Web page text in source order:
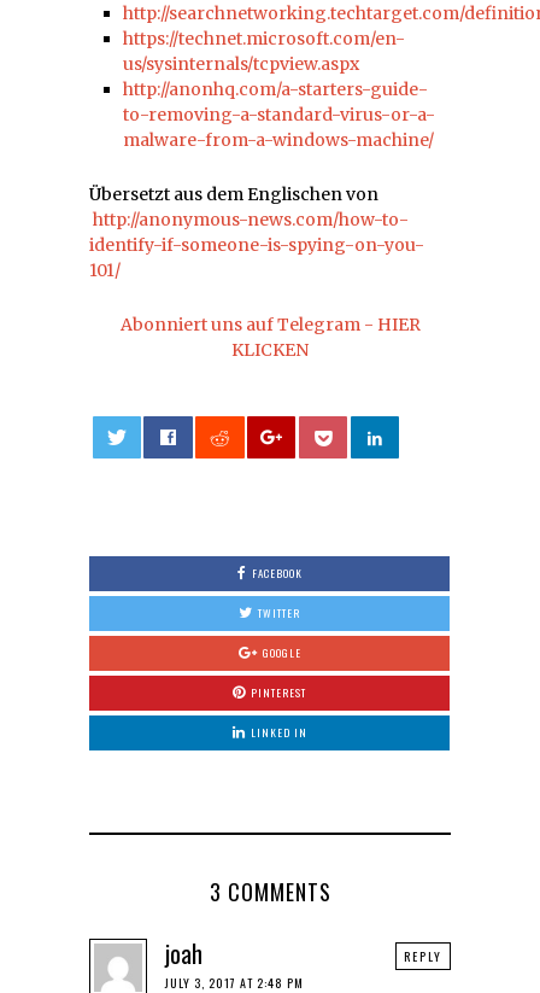
http://searchnetworking.techtarget.com/
https://technet.microsoft.com/en-
us/sysinternals/tcpview.aspx
http://anonhq.com/a-starters-guide-
to-removing-a-standard-virus-or-a-
malware-from-a-windows-machine/
Übersetzt aus dem Englischen von
http://anonymous-news.com/how-to-
identify-if-someone-is-spying-on-you-
101/
Abonniert uns auf Telegram - HIER
KLICKEN
FACEBOOK
TWITTER
GOOGLE
PINTEREST
LINKED IN
3 COMMENTS
joah
JULY 3, 2017 AT 2:48 PM
REPLY